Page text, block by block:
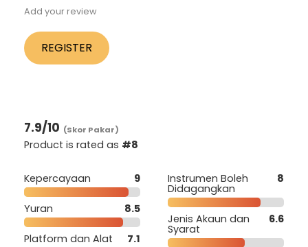
Add your review
REGISTER
7.9/10 (Skor Pakar)
Product is rated as #8
Kepercayaan 9
Yuran 8.5
Platform dan Alat 7.1
Instrumen Boleh
Didagangkan
8
Jenis Akaun dan
Syarat
6.6